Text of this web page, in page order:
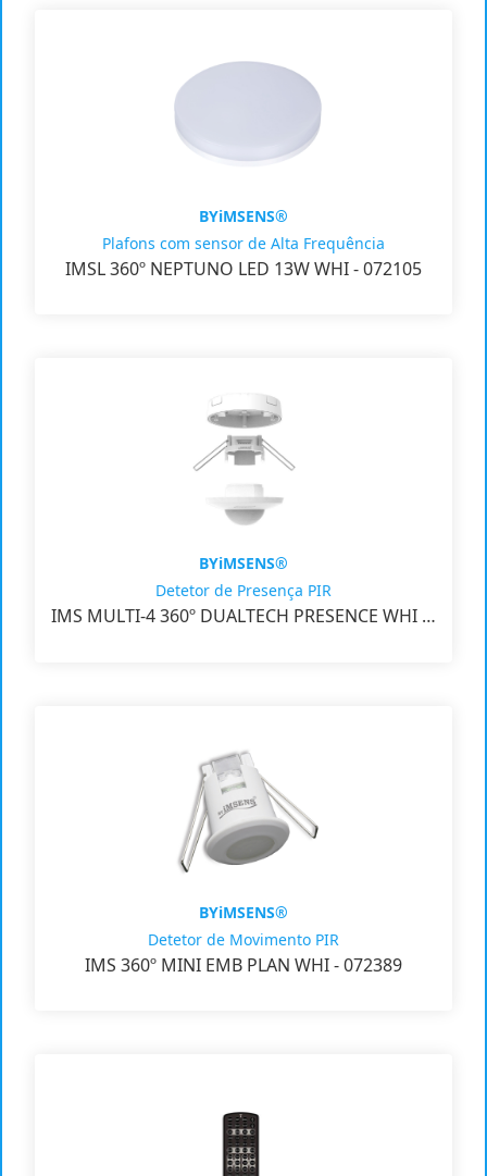
BYiMSENS®
Plafons com sensor de Alta Frequência
IMSL 360º NEPTUNO LED 13W WHI - 072105
BYiMSENS®
Detetor de Presença PIR
IMS MULTI-4 360º DUALTECH PRESENCE WHI …
BYiMSENS®
Detetor de Movimento PIR
IMS 360º MINI EMB PLAN WHI - 072389